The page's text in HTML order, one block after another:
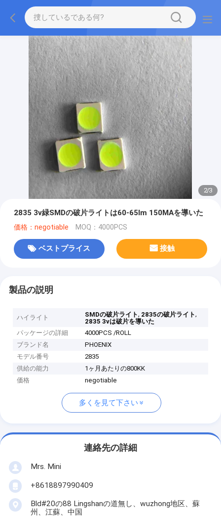
2/3
2835 3v緑SMDの破片ライトは60-65lm 150MAを導いた
価格：negotiable MOQ：4000PCS
ベストプライス 接触
製品の説明
ハイライト SMDの破片ライト, 2835の破片ライト,
2835 3vは破片を導いた
パッケージの詳細
4000PCS /ROLL
ブランド名
PHOENIX
モデル番号
2835
供給の能力
1ヶ月あたりの800KK
価格
negotiable
多くを見て下さい
連絡先の詳細
Mrs. Mini
+8618897990409
Bld#20の88 Lingshanの道無し、wuzhong地区、蘇
州、江蘇、中国